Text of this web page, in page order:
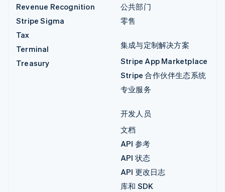
Revenue Recognition
Stripe Sigma
Tax
Terminal
Treasury
公共部门
零售
集成与定制解决方案
Stripe App Marketplace
Stripe 合作伙伴生态系统
专业服务
开发人员
文档
API 参考
API 状态
API 更改日志
库和 SDK